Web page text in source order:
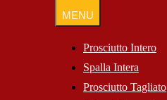
MENU
Prosciutto Intero
Spalla Intera
Prosciutto Tagliato